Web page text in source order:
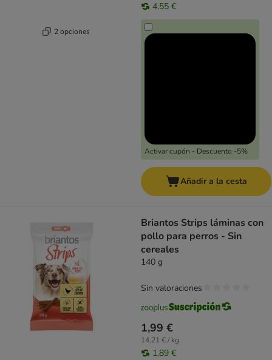
2 opciones
4,55 €
Activar cupón - Descuento -5%
Añadir a la cesta
Briantos Strips láminas con
pollo para perros - Sin
cereales
140 g
1,99 €
14,21 € / kg
1,89 €
Sin valoraciones